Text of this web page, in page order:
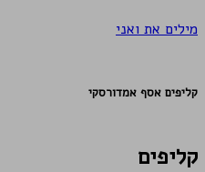
מילים את ואני
קליפים אסף אמדורסקי
קליפים